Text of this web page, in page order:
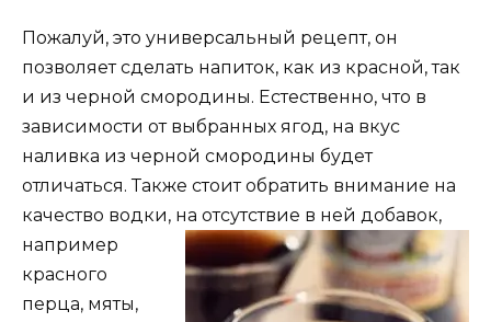
Пожалуй, это универсальный рецепт, он
позволяет сделать напиток, как из красной, так
и из черной смородины. Естественно, что в
зависимости от выбранных ягод, на вкус
наливка из черной смородины будет
отличаться. Также стоит обратить внимание на
качество водки, на отсутствие в ней добавок,
например
красного
перца, мяты,